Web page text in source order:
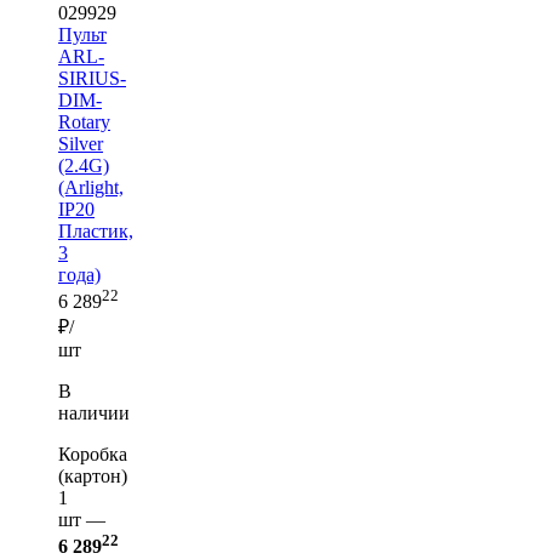
029929
Пульт
ARL-
SIRIUS-
DIM-
Rotary
Silver
(2.4G)
(Arlight,
IP20
Пластик,
3
года)
6 28922
₽/
шт
В
наличии
Коробка
(картон)
1
шт —
6 28922